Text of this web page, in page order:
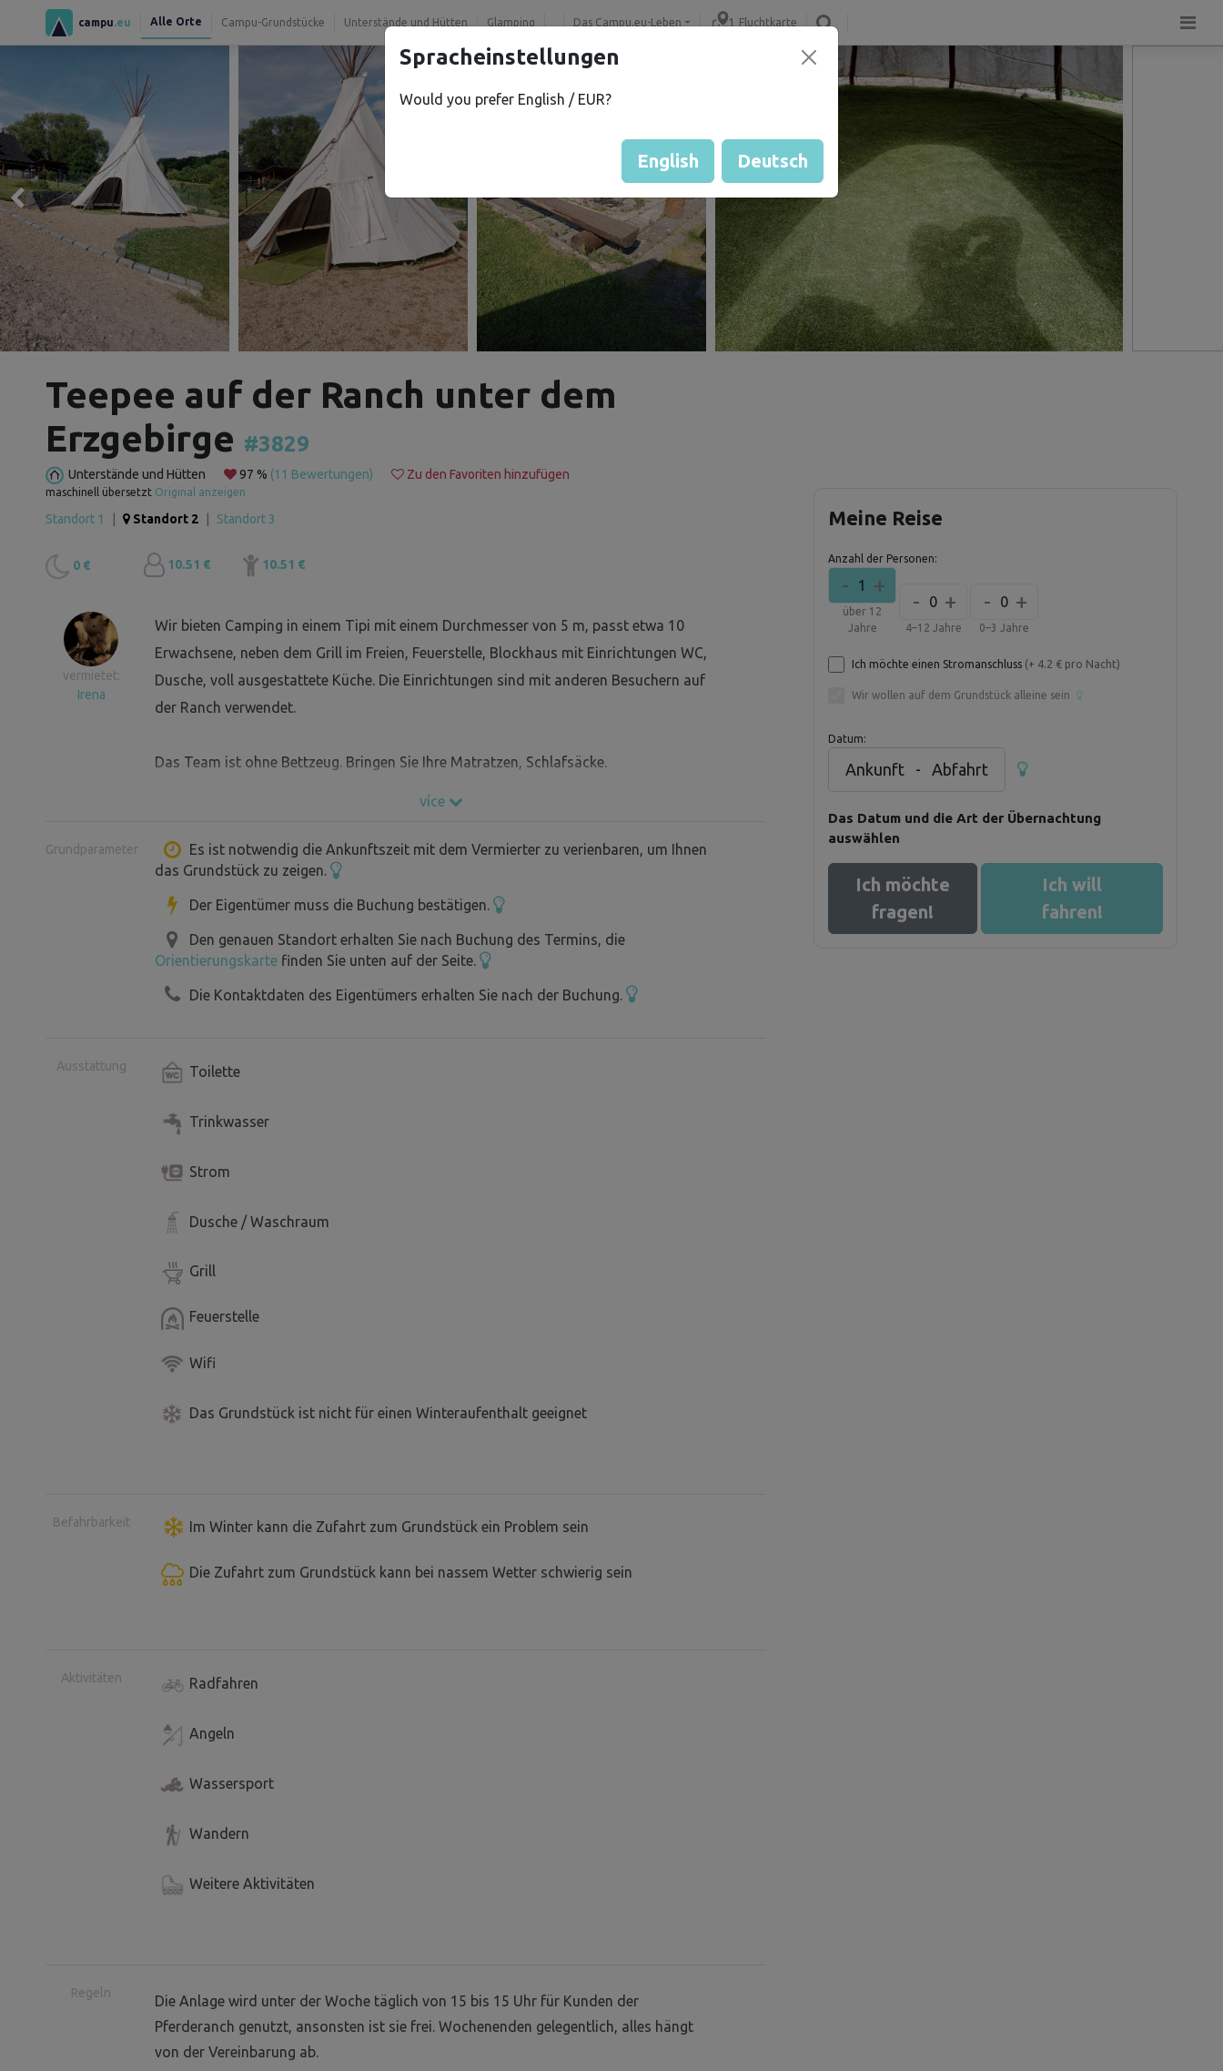
campu .eu Alle Orte Campu-Grundstücke Unterstände und Hütten Glamping Das Campu.eu-Leben Fluchtkarte
Teepee auf der Ranch unter dem
Erzgebirge #3829
Unterstände und Hütten 97 % (11 Bewertungen) Zu den Favoriten hinzufügen
maschinell übersetzt Original anzeigen
Standort 1 Standort 2 Standort 3
0 € 10.51 € 10.51 €
vermietet:
Irena
Wir bieten Camping in einem Tipi mit einem Durchmesser von 5 m, passt etwa 10
Erwachsene, neben dem Grill im Freien, Feuerstelle, Blockhaus mit Einrichtungen WC,
Dusche, voll ausgestattete Küche. Die Einrichtungen sind mit anderen Besuchern auf
der Ranch verwendet.
Das Team ist ohne Bettzeug. Bringen Sie Ihre Matratzen, Schlafsäcke.
více
Grundparameter
Es ist notwendig die Ankunftszeit mit dem Vermierter zu verienbaren, um Ihnen
das Grundstück zu zeigen.
Der Eigentümer muss die Buchung bestätigen.
Den genauen Standort erhalten Sie nach Buchung des Termins, die
Orientierungskarte finden Sie unten auf der Seite.
Die Kontaktdaten des Eigentümers erhalten Sie nach der Buchung.
Ausstattung Toilette
Trinkwasser
Strom
Dusche / Waschraum
Grill
Feuerstelle
Wifi
Das Grundstück ist nicht für einen Winteraufenthalt geeignet
Befahrbarkeit Im Winter kann die Zufahrt zum Grundstück ein Problem sein
Die Zufahrt zum Grundstück kann bei nassem Wetter schwierig sein
Aktivitäten Radfahren
Angeln
Wassersport
Wandern
Weitere Aktivitäten
Regeln
Die Anlage wird unter der Woche täglich von 15 bis 15 Uhr für Kunden der
Pferderanch genutzt, ansonsten ist sie frei. Wochenenden gelegentlich, alles hängt
von der Vereinbarung ab.
Meine Reise
Anzahl der Personen:
- +
1
über 12
Jahre
- +
0
4–12 Jahre
- +
0
0–3 Jahre
Ich möchte einen Stromanschluss (+ 4.2 € pro Nacht)
Wir wollen auf dem Grundstück alleine sein
Datum:
Ankunft - Abfahrt
Das Datum und die Art der Übernachtung
auswählen
Ich möchte
fragen!
Ich will
fahren!
Spracheinstellungen
Would you prefer English / EUR?
English Deutsch